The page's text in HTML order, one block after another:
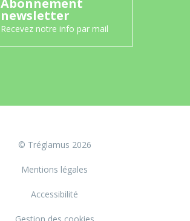
newsletter
Recevez notre info par mail
© Tréglamus 2026
Mentions légales
Accessibilité
Gestion des cookies